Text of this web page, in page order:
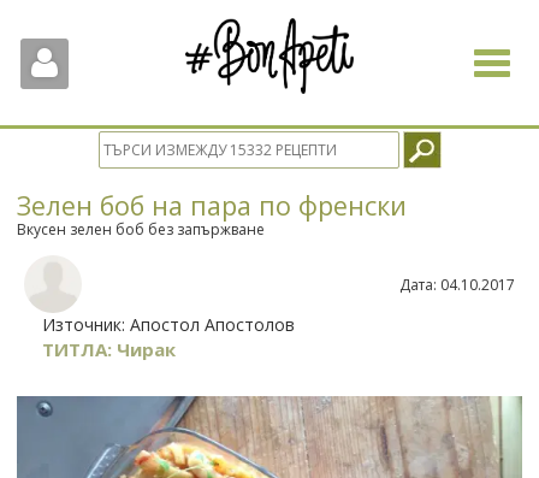
Toggle
Зелен боб на пара по френски
Вкусен зелен боб без запържване
Източник: Апостол Апостолов
ТИТЛА: Чирак
Дата: 04.10.2017